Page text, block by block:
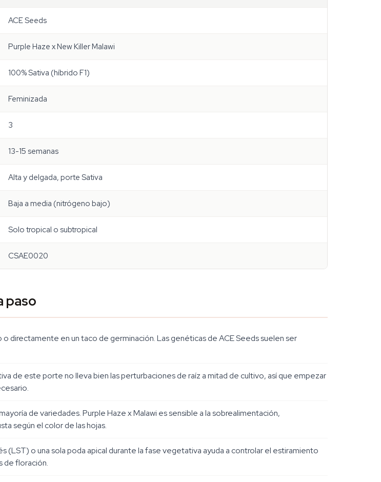
ACE Seeds
Purple Haze x New Killer Malawi
100% Sativa (híbrido F1)
Feminizada
3
13-15 semanas
Alta y delgada, porte Sativa
Baja a media (nitrógeno bajo)
Solo tropical o subtropical
CSAE0020
paso
directamente en un taco de germinación. Las genéticas de ACE Seeds suelen ser
de este porte no lleva bien las perturbaciones de raíz a mitad de cultivo, así que empezar
de variedades. Purple Haze x Malawi es sensible a la sobrealimentación,
según el color de las hojas.
(LST) o una sola poda apical durante la fase vegetativa ayuda a controlar el estiramiento
de floración.